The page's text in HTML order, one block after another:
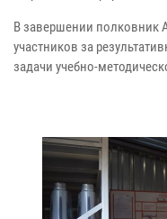
В завершении полковник
участников за
задачи учебно-